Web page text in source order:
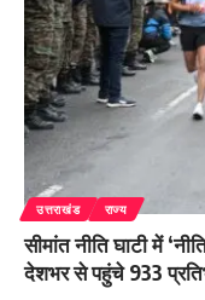
उत्तराखंड राज्य
सीमांत नीति घाटी में
देशभर से पहुंचे 933